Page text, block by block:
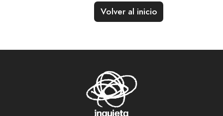
Volver al inicio